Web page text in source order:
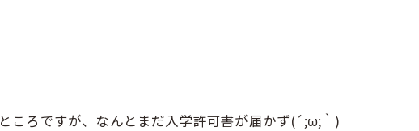
ころですが、なんとまだ入学許可書が届かず(´;ω;｀)